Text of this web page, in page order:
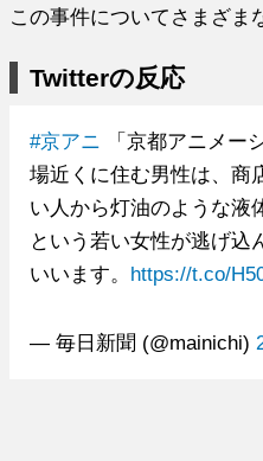
この事件についてさまざま
Twitterの反応
#京アニ 「京都アニメー
場近くに住む男性は、商
い人から灯油のような液
という若い女性が逃げ込
いいます。
https://t.co/
— 毎日新聞 (@mainichi)